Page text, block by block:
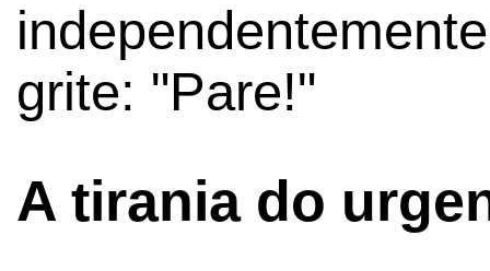
grite: "Pare!"
A tirania do